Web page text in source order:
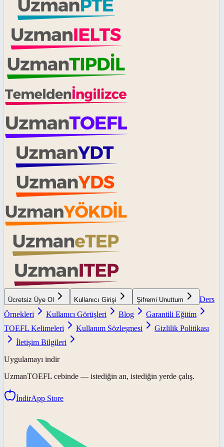
Ücretsiz Üye Ol Kullanıcı Girişi Şifremi Unuttum
Ders
Örnekleri
Kullanıcı Görüşleri Blog
Garantili Eğitim
TOEFL Kelimeleri
Kullanım Sözleşmesi
Gizlilik Politikası
İletişim Bilgileri
Uygulamayı indir
UzmanTOEFL cebinde — istediğin an, istediğin yerde çalış.
İndirApp Store